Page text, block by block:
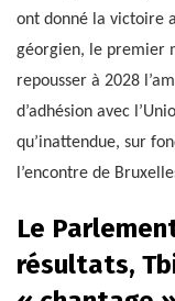
ont donné la victoire
géorgien, le premier
repousser à 2028
d’adhésion avec
qu’inattendue, sur
l’encontre de
Le
résultats,